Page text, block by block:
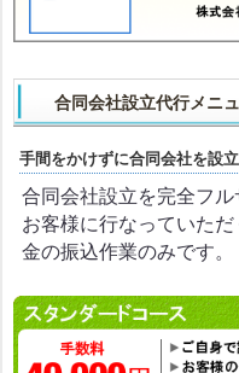
合同会社設立代行メニ
手間をかけずに合同会社を設
合同会社設立を完全フル
お客様に行なっていた
金の振込作業のみです。